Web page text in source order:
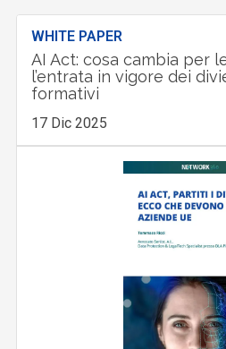
WHITE PAPER
AI Act: cosa cambia per
l’entrata in vigore dei
formativi
17 Dic 2025